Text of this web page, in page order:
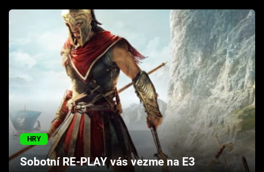
Seriály
Cool Esport
Pořady
HRY
Sobotní RE-PLAY vás vezme na E3